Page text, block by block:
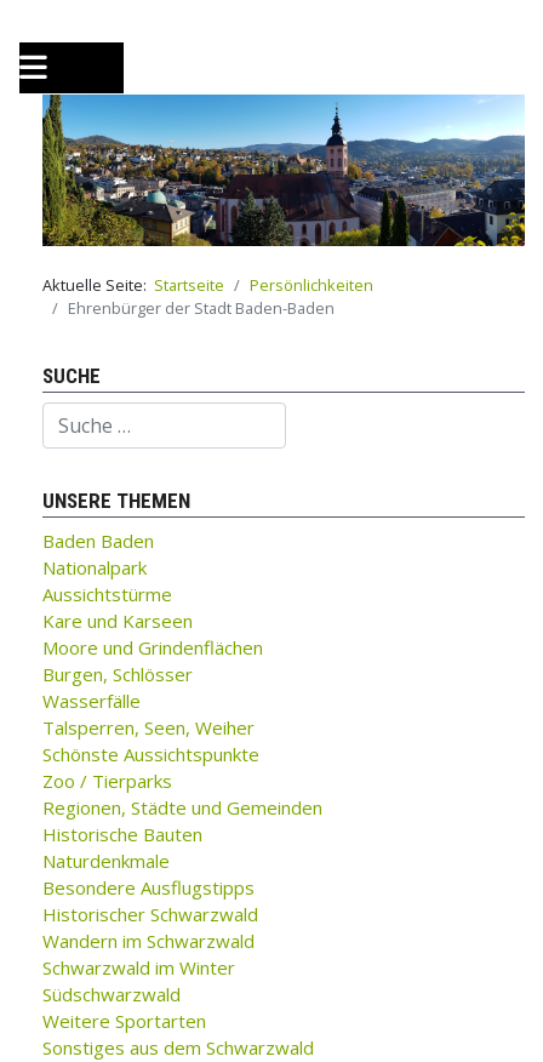
Aktuelle Seite: Startseite
Persönlichkeiten
Ehrenbürger der Stadt Baden-Baden
SUCHE
Suchen
UNSERE THEMEN
Baden Baden
Nationalpark
Aussichtstürme
Kare und Karseen
Moore und Grindenflächen
Burgen, Schlösser
Wasserfälle
Talsperren, Seen, Weiher
Schönste Aussichtspunkte
Zoo / Tierparks
Regionen, Städte und Gemeinden
Historische Bauten
Naturdenkmale
Besondere Ausflugstipps
Historischer Schwarzwald
Wandern im Schwarzwald
Schwarzwald im Winter
Südschwarzwald
Weitere Sportarten
Sonstiges aus dem Schwarzwald